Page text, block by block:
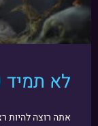
לא תמיד
אתה רוצה להיות